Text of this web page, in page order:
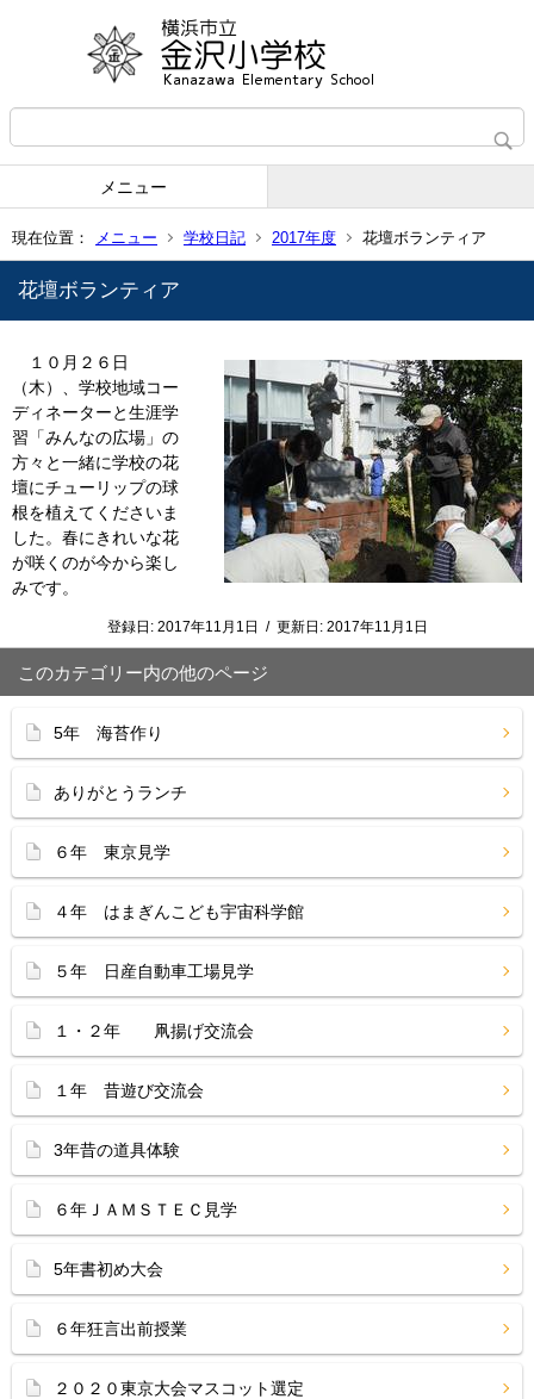
メニュー
現在位置： メニュー 学校日記 2017年度 花壇ボランティア
花壇ボランティア
１０月２６日
（木）、学校地域コー
ディネーターと生涯学
習「みんなの広場」の
方々と一緒に学校の花
壇にチューリップの球
根を植えてくださいま
した。春にきれいな花
が咲くのが今から楽し
みです。
登録日: 2017年11月1日 / 更新日: 2017年11月1日
このカテゴリー内の他のページ
5年 海苔作り
ありがとうランチ
６年 東京見学
４年 はまぎんこども宇宙科学館
５年 日産自動車工場見学
１・２年 凧揚げ交流会
１年 昔遊び交流会
3年昔の道具体験
６年ＪＡＭＳＴＥＣ見学
5年書初め大会
６年狂言出前授業
２０２０東京大会マスコット選定